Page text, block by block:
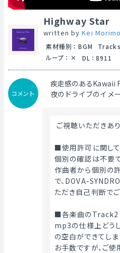
Highway Star
written byKei
素材種別 ： BGM Tracks
ループ ： DL ： 8911
コメント
疾走感のあるKawaii
夜のドライブのイメ
ご視聴いただきあ
■使用許可に関して
個別の確認は不要で
作曲者から個別の
で、DOVA-
ただき自己判断でご
■各楽曲のTrack2
mp3の仕様上どう
の空白ができてしま
お手数ですが、ご